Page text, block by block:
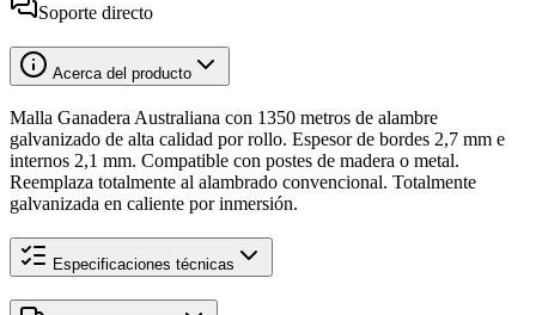
Soporte directo
Acerca del producto
Malla Ganadera Australiana con 1350 metros de alambre
galvanizado de alta calidad por rollo. Espesor de bordes 2,7 mm e
internos 2,1 mm. Compatible con postes de madera o metal.
Reemplaza totalmente al alambrado convencional. Totalmente
galvanizada en caliente por inmersión.
Especificaciones técnicas